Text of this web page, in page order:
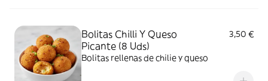
Bolitas Chilli Y Queso
Picante (8 Uds)
3,50 €
Bolitas rellenas de chilie y queso